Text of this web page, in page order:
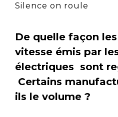
Silence on roule
De quelle façon
vitesse émis par
électriques sont
Certains
ils le volume ?